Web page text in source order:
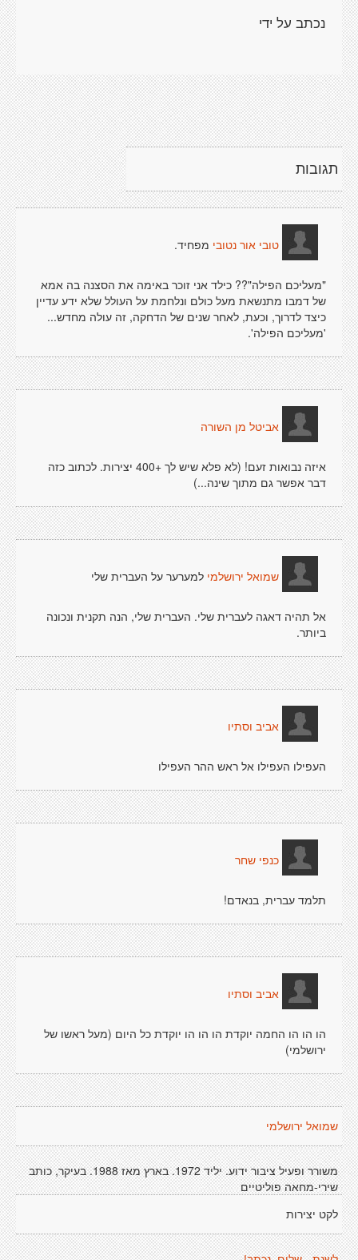
תגובות
טובי אור נטובי מפחיד.
"מעליכם הפילה"?? כילד אני זוכר באימה את הסצנה בה אמא
של דמבו מתנשאת מעל כולם ונלחמת על העולל שלא ידע עדיין
כיצד לדרוך, וכעת, לאחר שנים של הדחקה, זה עולה מחדש...
'מעליכם הפילה'.
אביטל מן השורה
איזה נבואות זעם! (לא פלא שיש לך +400 יצירות. לכתוב כזה
דבר אפשר גם מתוך שינה...)
שמואל ירושלמי למערער על העברית שלי
אל תהיה דאגה לעברית שלי. העברית שלי, הנה תקנית ונכונה
ביותר.
אביב וסתיו
העפילו העפילו אל ראש ההר העפילו
כנפי שחר
תלמד עברית, בנאדם!
אביב וסתיו
הו הו הו החמה יוקדת הו הו הו יוקדת כל היום (מעל ראשו של
ירושלמי)
שמואל ירושלמי
משורר ופעיל ציבור ידוע. יליד 1972. בארץ מאז 1988. בעיקר, כותב
שירי-מחאה פוליטיים
לקט יצירות